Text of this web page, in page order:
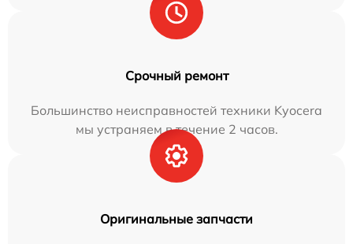
Срочный ремонт
Большинство неисправностей техники Kyocera
мы устраняем в течение 2 часов.
Оригинальные запчасти